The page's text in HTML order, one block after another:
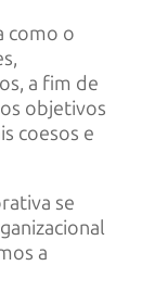
como o
a fim de
objetivos
coesos e
se
a